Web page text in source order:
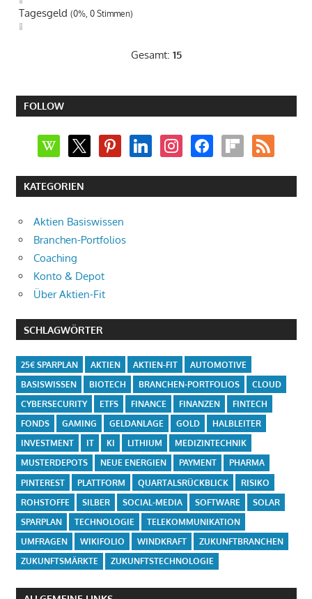
Tagesgeld (0%, 0 Stimmen)
Gesamt: 15
FOLLOW
wikipedia
x pinterestlinkedininstagramfacebookflipboard
rss
KATEGORIEN
Aktien Basiswissen
Branchen-Portfolios
Coaching
Konto & Depot
Über Aktien-Fit
SCHLAGWÖRTER
25€ SPARPLAN AKTIEN AKTIEN-FIT
AUTOMOTIVE
BASISWISSEN
BIOTECH BRANCHEN-PORTFOLIOS
CLOUD
CYBERSECURITY
ETFS FINANCE FINANZEN
FINTECH
FONDS
GAMING GELDANLAGE GOLD
HALBLEITER
INVESTMENT
IT KI LITHIUM
MEDIZINTECHNIK
MUSTERDEPOTS
NEUE ENERGIEN PAYMENT
PHARMA
PINTEREST
PLATTFORM QUARTALSRÜCKBLICK
RISIKO
ROHSTOFFE
SILBER SOCIAL-MEDIA SOFTWARE
SOLAR
SPARPLAN
TECHNOLOGIE
TELEKOMMUNIKATION
UMFRAGEN
WIKIFOLIO WINDKRAFT
ZUKUNFTBRANCHEN
ZUKUNFTSMÄRKTE
ZUKUNFTSTECHNOLOGIE